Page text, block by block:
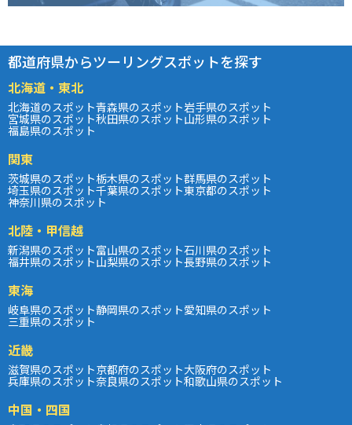
都道府県からツーリングスポットを探す
北海道・東北
北海道のスポット青森県のスポット岩手県のスポット
宮城県のスポット秋田県のスポット山形県のスポット
福島県のスポット
関東
茨城県のスポット栃木県のスポット群馬県のスポット
埼玉県のスポット千葉県のスポット東京都のスポット
神奈川県のスポット
北陸・甲信越
新潟県のスポット富山県のスポット石川県のスポット
福井県のスポット山梨県のスポット長野県のスポット
東海
岐阜県のスポット静岡県のスポット愛知県のスポット
三重県のスポット
近畿
滋賀県のスポット京都府のスポット大阪府のスポット
兵庫県のスポット奈良県のスポット和歌山県のスポット
中国・四国